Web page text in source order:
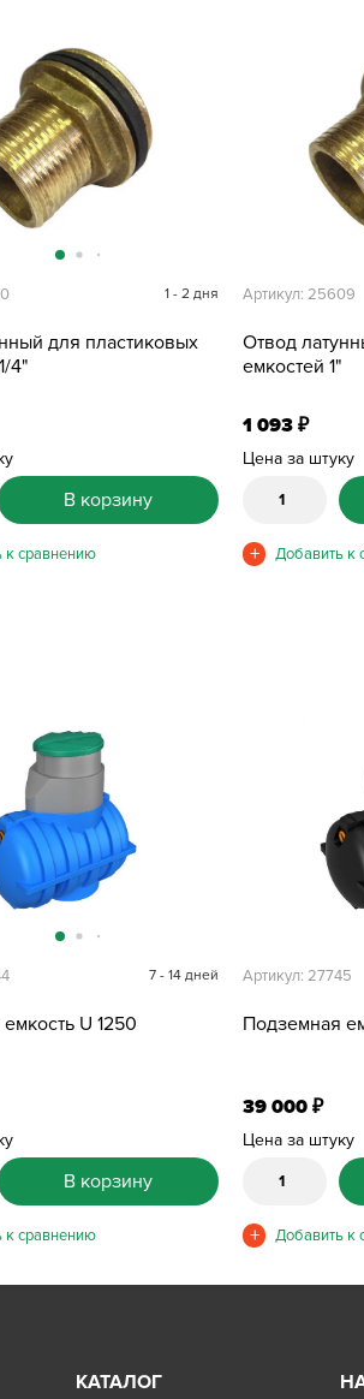
для пластиковых
4"
1 - 2 дня
В корзину
Отвод
емкостей 1"
Артикул: 25609
1 093₽
Цена за штуку
U 1250
7 - 14 дней
В корзину
Подземная
Артикул: 27745
39 000₽
Цена за штуку
КАТАЛОГ